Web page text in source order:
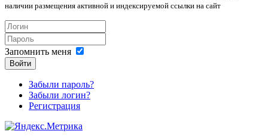
наличии размещения активной и индексируемой ссылки на сайт
Запомнить меня
Войти
Забыли пароль?
Забыли логин?
Регистрация